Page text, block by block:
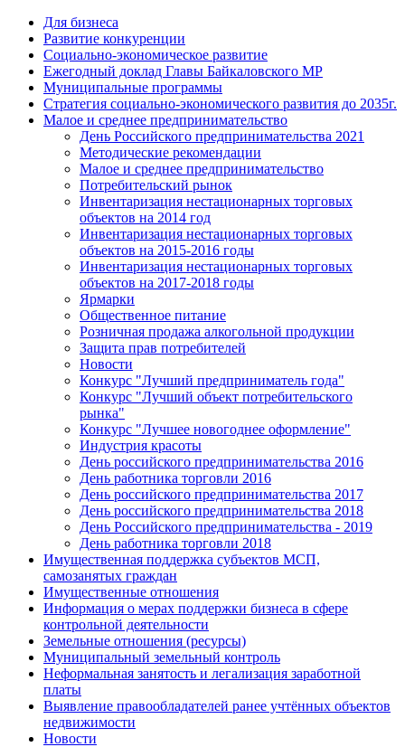
Для бизнеса
Развитие конкуренции
Социально-экономическое развитие
Ежегодный доклад Главы Байкаловского МР
Муниципальные программы
Стратегия социально-экономического развития до 2035г.
Малое и среднее предпринимательство
День Российского предпринимательства 2021
Методические рекомендации
Малое и среднее предпринимательство
Потребительский рынок
Инвентаризация нестационарных торговых
объектов на 2014 год
Инвентаризация нестационарных торговых
объектов на 2015-2016 годы
Инвентаризация нестационарных торговых
объектов на 2017-2018 годы
Ярмарки
Общественное питание
Розничная продажа алкогольной продукции
Защита прав потребителей
Новости
Конкурс "Лучший предприниматель года"
Конкурс "Лучший объект потребительского
рынка"
Конкурс "Лучшее новогоднее оформление"
Индустрия красоты
День российского предпринимательства 2016
День работника торговли 2016
День российского предпринимательства 2017
День российского предпринимательства 2018
День Российского предпринимательства - 2019
День работника торговли 2018
Имущественная поддержка субъектов МСП,
самозанятых граждан
Имущественные отношения
Информация о мерах поддержки бизнеса в сфере
контрольной деятельности
Земельные отношения (ресурсы)
Муниципальный земельный контроль
Неформальная занятость и легализация заработной
платы
Выявление правообладателей ранее учтённых объектов
недвижимости
Новости